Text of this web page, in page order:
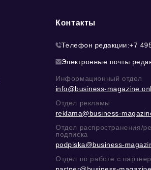
Контакты
Телефон редакции:+7
Электронные почты
Информационный отдел
info@business-
Отдел рекламы
reklama@business-
Отдел распространения/
подписка
podpiska@business-
Отдел по работе с